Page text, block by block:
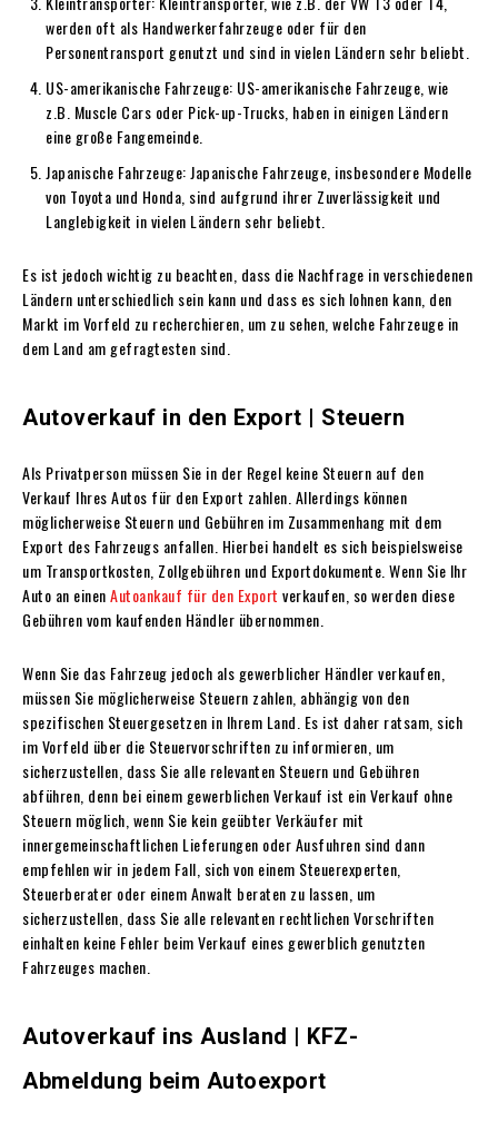
werden oft als Handwerkerfahrzeuge oder für den
Personentransport genutzt und sind in vielen Ländern sehr beliebt.
US-amerikanische Fahrzeuge: US-amerikanische Fahrzeuge, wie
z.B. Muscle Cars oder Pick-up-Trucks, haben in einigen Ländern
eine große Fangemeinde.
Japanische Fahrzeuge: Japanische Fahrzeuge, insbesondere Modelle
von Toyota und Honda, sind aufgrund ihrer Zuverlässigkeit und
Langlebigkeit in vielen Ländern sehr beliebt.
Es ist jedoch wichtig zu beachten, dass die Nachfrage in verschiedenen
Ländern unterschiedlich sein kann und dass es sich lohnen kann, den
Markt im Vorfeld zu recherchieren, um zu sehen, welche Fahrzeuge in
dem Land am gefragtesten sind.
Autoverkauf in den Export | Steuern
Als Privatperson müssen Sie in der Regel keine Steuern auf den
Verkauf Ihres Autos für den Export zahlen. Allerdings können
möglicherweise Steuern und Gebühren im Zusammenhang mit dem
Export des Fahrzeugs anfallen. Hierbei handelt es sich beispielsweise
um Transportkosten, Zollgebühren und Exportdokumente. Wenn Sie Ihr
Auto an einenAutoankauf für den Export verkaufen, so werden diese
Gebühren vom kaufenden Händler übernommen.
Wenn Sie das Fahrzeug jedoch als gewerblicher Händler verkaufen,
müssen Sie möglicherweise Steuern zahlen, abhängig von den
spezifischen Steuergesetzen in Ihrem Land. Es ist daher ratsam, sich
im Vorfeld über die Steuervorschriften zu informieren, um
sicherzustellen, dass Sie alle relevanten Steuern und Gebühren
abführen, denn bei einem gewerblichen Verkauf ist ein Verkauf ohne
Steuern möglich, wenn Sie kein geübter Verkäufer mit
innergemeinschaftlichen Lieferungen oder Ausfuhren sind dann
empfehlen wir in jedem Fall, sich von einem Steuerexperten,
Steuerberater oder einem Anwalt beraten zu lassen, um
sicherzustellen, dass Sie alle relevanten rechtlichen Vorschriften
einhalten keine Fehler beim Verkauf eines gewerblich genutzten
Fahrzeuges machen.
Autoverkauf ins Ausland | KFZ-
Abmeldung beim Autoexport